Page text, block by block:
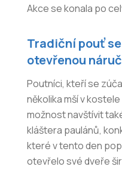
Akce se konala po
Tradiční pouť
otevřenou
Poutníci, kteří se
několika mší v
možnost navštívit
kláštera paulánů,
které v tento den
otevřelo své dveře